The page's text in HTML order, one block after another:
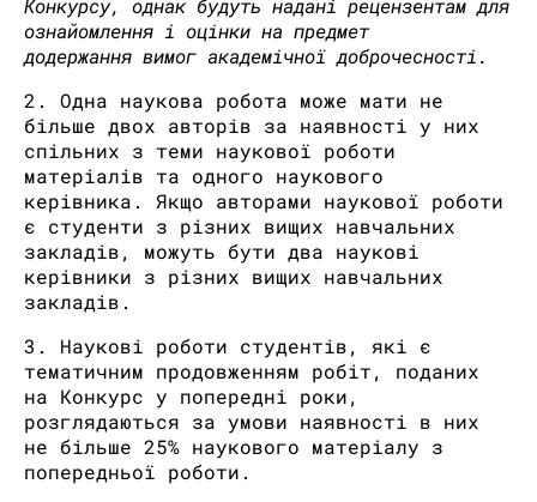
Конкурсу, однак будуть надані рецензентам для
ознайомлення і оцінки на предмет
додержання вимог академічної доброчесності​.
2. Одна наукова робота може мати не
більше двох авторів за наявності у них
спільних з теми наукової роботи
матеріалів та одного наукового
керівника. Якщо авторами наукової роботи
є студенти з різних вищих навчальних
закладів, можуть бути два наукові
керівники з різних вищих навчальних
закладів.
3. Наукові роботи студентів, які є
тематичним продовженням робіт, поданих
на Конкурс у попередні роки,
розглядаються за умови наявності в них
не більше 25% наукового матеріалу з
попередньої роботи.